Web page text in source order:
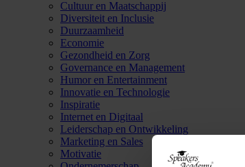
Cultuur en Maatschappij
Diversiteit en Inclusie
Duurzaamheid
Economie
Gezondheid en Zorg
Governance en Management
Humor en Entertainment
Innovatie en Technologie
Inspiratie
Internet en Digitaal
Leiderschap en Ontwikkeling
Marketing en Sales
Motivatie